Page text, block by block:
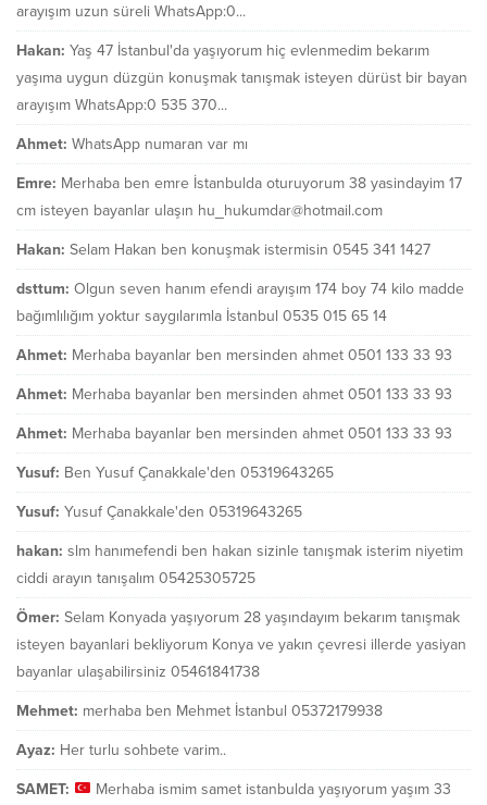
arayışım uzun süreli WhatsApp:0...
Hakan: Yaş 47 İstanbul'da yaşıyorum hiç evlenmedim bekarım
yaşıma uygun düzgün konuşmak tanışmak isteyen dürüst bir bayan
arayışım WhatsApp:0 535 370...
Ahmet: WhatsApp numaran var mı
Emre: Merhaba ben emre İstanbulda oturuyorum 38 yasindayim 17
cm isteyen bayanlar ulaşın hu_hukumdar@hotmail.com
Hakan: Selam Hakan ben konuşmak istermisin 0545 341 1427
dsttum: Olgun seven hanım efendi arayışım 174 boy 74 kilo madde
bağımlılığım yoktur saygılarımla İstanbul 0535 015 65 14
Ahmet: Merhaba bayanlar ben mersinden ahmet 0501 133 33 93
Ahmet: Merhaba bayanlar ben mersinden ahmet 0501 133 33 93
Ahmet: Merhaba bayanlar ben mersinden ahmet 0501 133 33 93
Yusuf: Ben Yusuf Çanakkale'den 05319643265
Yusuf: Yusuf Çanakkale'den 05319643265
hakan: slm hanımefendi ben hakan sizinle tanışmak isterim niyetim
ciddi arayın tanışalım 05425305725
Ömer: Selam Konyada yaşıyorum 28 yaşındayım bekarım tanışmak
isteyen bayanlari bekliyorum Konya ve yakın çevresi illerde yasiyan
bayanlar ulaşabilirsiniz 05461841738
Mehmet: merhaba ben Mehmet İstanbul 05372179938
Ayaz: Her turlu sohbete varim..
SAMET:
Merhaba ismim samet istanbulda yaşıyorum yaşım 33